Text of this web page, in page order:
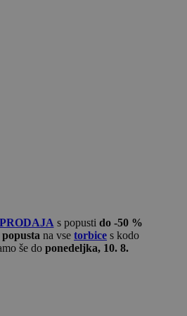
s popusti do -50 %
na vse torbice s kodo
še do ponedeljka, 10. 8.